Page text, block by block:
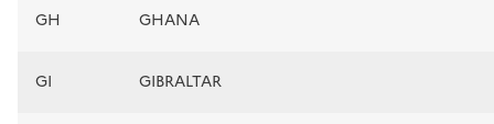
GH GHANA
GI GIBRALTAR